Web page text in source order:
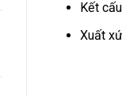
Kết
Xuất